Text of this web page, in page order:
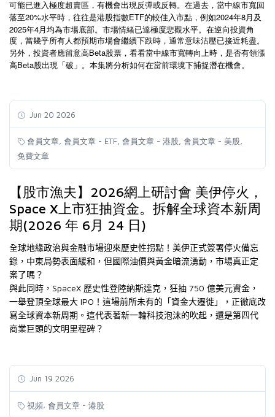
可能已進入極度超賣區，有機會出現反彈或反轉。在過去，當中線市寬回
落至20%水平時，往往是港股指數ETF的較佳入市點，例如2024年8月及
2025年4月均為市場底部。市場情緒已達極度悲觀水平。在逆向投資角
度，當幾乎所有人都預期市場會繼續下跌時，通常意味沽壓已接近耗盡。
另外，投資者應留意高Beta股票，看看當中線市寬轉向上時，是否有領漲
高Beta股出現「破」。本集將分析如何在當前環境下捕捉潛在機會。
Jun 20 2026
會員文章 會員文章 - ETF 會員文章 - 港股 會員文章 - 美股
免費文章
【股市漁夫】2026網上研討會 美伊停火，
Space X上市狂抽資金。拆解全球資本新周
期(2026 年 6月 24 日)
全球地緣政治與金融市場迎來歷史性拐點！美伊正式簽署停火備忘
錄，中東局勢表面緩和，但國際油價與黃金暗流湧動，市場真正定
案了嗎？
與此同時， SpaceX 歷史性登陸納斯達克，狂抽 750 億美元資金，
一舉登頂全球最大 IPO ！這場前所未有的「資金大遷徙」，正徹底改
寫全球資本新周期。這代表著新一輪科技泡沫的吹起，還是第四代
商業巨頭的文明里程碑？
Jun 19 2026
視頻, 會員文章 - 港股